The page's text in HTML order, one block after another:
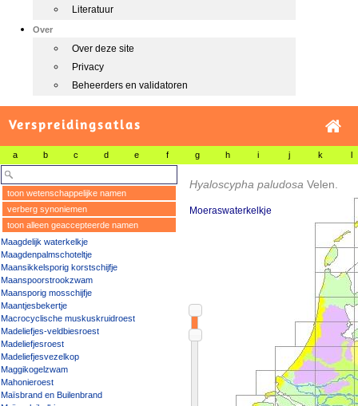
Literatuur
Over
Over deze site
Privacy
Beheerders en validatoren
Verspreidingsatlas
a b c d e f g h i j k l
toon wetenschappelijke namen
verberg synoniemen
toon alleen geaccepteerde namen
Maagdelijk waterkelkje
Maagdenpalmschoteltje
Maansikkelsporig korstschijfje
Maanspoorstrookzwam
Maansporig mosschijfje
Maantjesbekertje
Macrocyclische muskuskruidroest
Madeliefjes-veldbiesroest
Madeliefjesroest
Madeliefjesvezelkop
Maggikogelzwam
Mahonieroest
Maïsbrand en Builenbrand
Hyaloscypha paludosa Velen.
Moeraswaterkelkje